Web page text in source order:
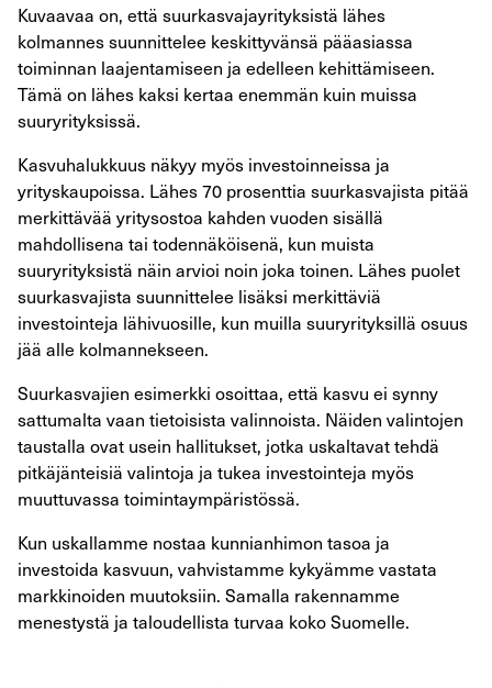
Kuvaavaa on, että suurkasvajayrityksistä lähes
kolmannes suunnittelee keskittyvänsä pääasiassa
toiminnan laajentamiseen ja edelleen kehittämiseen.
Tämä on lähes kaksi kertaa enemmän kuin muissa
suuryrityksissä.
Kasvuhalukkuus näkyy myös investoinneissa ja
yrityskaupoissa. Lähes 70 prosenttia suurkasvajista pitää
merkittävää yritysostoa kahden vuoden sisällä
mahdollisena tai todennäköisenä, kun muista
suuryrityksistä näin arvioi noin joka toinen. Lähes puolet
suurkasvajista suunnittelee lisäksi merkittäviä
investointeja lähivuosille, kun muilla suuryrityksillä osuus
jää alle kolmannekseen.
Suurkasvajien esimerkki osoittaa, että kasvu ei synny
sattumalta vaan tietoisista valinnoista. Näiden valintojen
taustalla ovat usein hallitukset, jotka uskaltavat tehdä
pitkäjänteisiä valintoja ja tukea investointeja myös
muuttuvassa toimintaympäristössä.
Kun uskallamme nostaa kunnianhimon tasoa ja
investoida kasvuun, vahvistamme kykyämme vastata
markkinoiden muutoksiin. Samalla rakennamme
menestystä ja taloudellista turvaa koko Suomelle.